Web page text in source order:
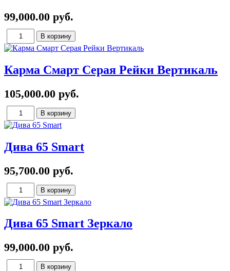
99,000.00 руб.
Карма Смарт Серая Рейки Вертикаль
105,000.00 руб.
Дива 65 Smart
95,700.00 руб.
Дива 65 Smart Зеркало
99,000.00 руб.